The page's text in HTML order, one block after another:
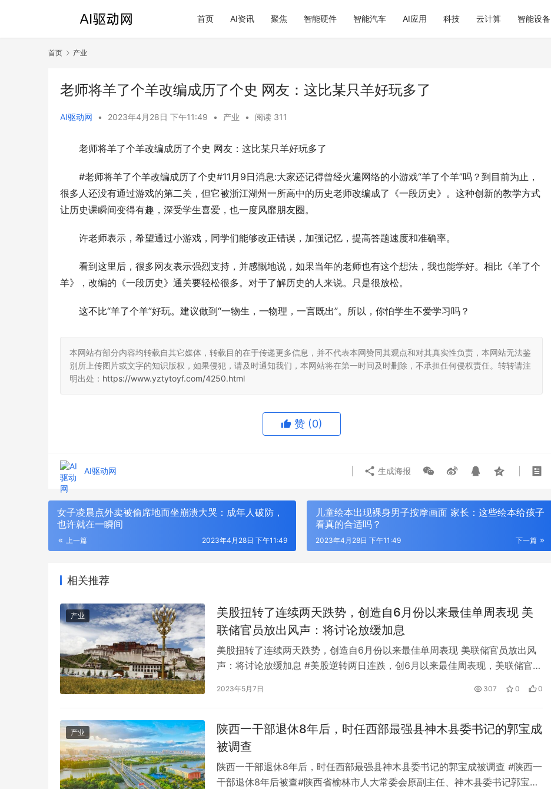
首页 AI资讯 聚焦 智能硬件 智能汽车 AI应用 科技 云计算 智能设备
首页 产业
老师将羊了个羊改编成历了个史 网友：这比某只羊好玩多了
AI驱动网 • 2023年4月28日 下午11:49 • 产业 • 阅读 311
老师将羊了个羊改编成历了个史 网友：这比某只羊好玩多了
#老师将羊了个羊改编成历了个史#11月9日消息:大家还记得曾经火遍网络的小游戏“羊了个羊”吗？到目前为止，
很多人还没有通过游戏的第二关，但它被浙江湖州一所高中的历史老师改编成了《一段历史》。这种创新的教学方式
让历史课瞬间变得有趣，深受学生喜爱，也一度风靡朋友圈。
许老师表示，希望通过小游戏，同学们能够改正错误，加强记忆，提高答题速度和准确率。
看到这里后，很多网友表示强烈支持，并感慨地说，如果当年的老师也有这个想法，我也能学好。相比《羊了个
羊》，改编的《一段历史》通关要轻松很多。对于了解历史的人来说。只是很放松。
这不比“羊了个羊”好玩。建议做到“一物生，一物理，一言既出”。所以，你怕学生不爱学习吗？
本网站有部分内容均转载自其它媒体，转载目的在于传递更多信息，并不代表本网赞同其观点和对其真实性负责，本网站无法鉴
别所上传图片或文字的知识版权，如果侵犯，请及时通知我们，本网站将在第一时间及时删除，不承担任何侵权责任。转转请注
明出处： https://www.yztytoyf.com/4250.html
赞 (0)
AI驱动网 生成海报
女子凌晨点外卖被偷席地而坐崩溃大哭：成年人破防，
也许就在一瞬间
上一篇 2023年4月28日 下午11:49
儿童绘本出现裸身男子按摩画面 家长：这些绘本给孩子
看真的合适吗？
下一篇
2023年4月28日 下午11:49
相关推荐
产业
美股扭转了连续两天跌势，创造自6月份以来最佳单周表现 美
联储官员放出风声：将讨论放缓加息
美股扭转了连续两天跌势，创造自6月份以来最佳单周表现 美联储官员放出风
声：将讨论放缓加息 #美股逆转两日连跌，创6月以来最佳周表现，美联储官员
息影响，美股低开高走。截至收盘，三大股指结束了两天连跌，终于录得6月以
2023年5月7日 307 0 0
产业
陕西一干部退休8年后，时任西部最强县神木县委书记的郭宝成
被调查
陕西一干部退休8年后，时任西部最强县神木县委书记的郭宝成被调查 #陕西一
干部退休8年后被查#陕西省榆林市人大常委会原副主任、神木县委书记郭宝成
以太之心牵手华为、阿里、三大运营商等
WAIC上共发智能体倡议
第十三届中欧新能源汽车及具身机器人轻量
化与先进复合材料创新国际峰会